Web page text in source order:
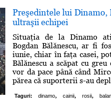
Preşedintele lui Dinamo,
ultraşii echipei
Situaţia de la Dinamo
Bogdan Bălănescu, ar fi
iunie, chiar în faţa casei,
Bălănescu a scăpat cu
vor da pace până când
părea că suporterii s-au
Taguri: dinamo, cainii, rosii,